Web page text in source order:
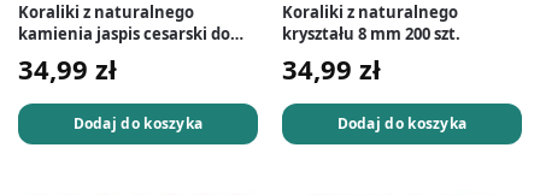
Koraliki z naturalnego
kamienia jaspis cesarski do
biżuterii 8 mm 45 szt.
34,99 zł
Dodaj do koszyka
Koraliki z naturalnego
kryształu 8 mm 200 szt.
34,99 zł
Dodaj do koszyka